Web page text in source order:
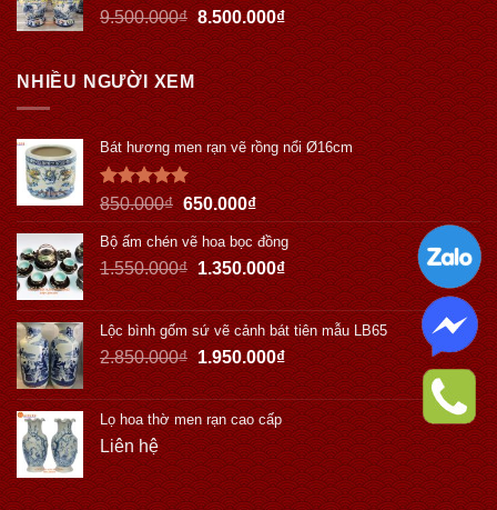
9.500.000₫ 8.500.000₫
NHIỀU NGƯỜI XEM
Bát hương men rạn vẽ rồng nổi Ø16cm
Được xếp
hạng5.00
5 sao
850.000₫ 650.000₫
Bộ ấm chén vẽ hoa bọc đồng
1.550.000₫ 1.350.000₫
Lộc bình gốm sứ vẽ cảnh bát tiên mẫu LB65
2.850.000₫ 1.950.000₫
Lọ hoa thờ men rạn cao cấp
Liên hệ